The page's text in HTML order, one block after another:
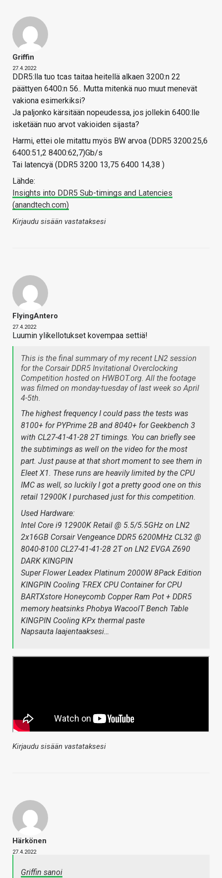
Griffin
27.4.2022
DDR5:lla tuo tcas taitaa heitellä alkaen 3200:n 22
päättyen 6400:n 56.. Mutta mitenkä nuo muut menevät
vakiona esimerkiksi?
Ja paljonko kärsitään nopeudessa, jos jollekin 6400:lle
isketään nuo arvot vakioiden sijasta?
Harmi, ettei ole mitattu myös BW arvoa (DDR5 3200:25,6
6400:51,2 8400:62,7)Gb/s
Tai latencyä (DDR5 3200 13,75 6400 14,38 )
Lähde:
Insights into DDR5 Sub-timings and Latencies
(anandtech.com)
Kirjaudu sisään vastataksesi
FlyingAntero
27.4.2022
Luumin ylikellotukset kovempaa settiä!
This is the final summary of my recent LN2 session
for the Corsair DDR5 Invitational Overclocking
Competition hosted on HWBOT.org. All the footage
was filmed on monday-tuesday of last week so April
4-5th.
The highest frequency I could pass the tests was
8100+ for PYPrime 2B and 8040+ for Geekbench 3
with CL27-41-41-28 2T timings. You can briefly see
the subtimings as well on the video for the most
part. Just pause at that short moment to see them in
Eleet X1. These runs are heavily limited by the CPU
IMC as well, so luckily I got a pretty good one on this
retail 12900K I purchased just for this competition.
Used Hardware:
Intel Core i9 12900K Retail @ 5.5/5.5GHz on LN2
2x16GB Corsair Vengeance DDR5 6200MHz CL32 @
8040-8100 CL27-41-41-28 2T on LN2 EVGA Z690
DARK KINGPIN
Super Flower Leadex Platinum 2000W 8Pack Edition
KINGPIN Cooling T-REX CPU Container for CPU
BARTXstore Honeycomb Copper Ram Pot + DDR5
memory heatsinks Phobya WacoolT Bench Table
KINGPIN Cooling KPx thermal paste
Napsauta laajentaaksesi…
Kirjaudu sisään vastataksesi
Härkönen
27.4.2022
Griffin sanoi